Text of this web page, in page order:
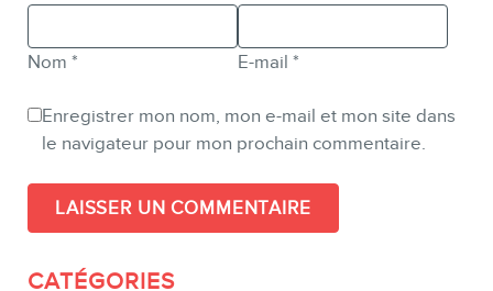
Nom * E-mail *
Enregistrer mon nom, mon e-mail et mon site dans
le navigateur pour mon prochain commentaire.
CATÉGORIES